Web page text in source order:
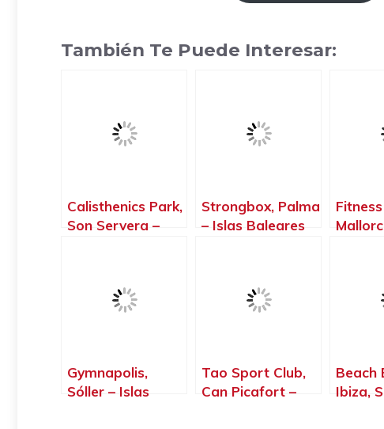
También Te Puede Interesar:
Calisthenics Park,
Son Servera –
Strongbox, Palma
– Islas Baleares
Gymnapolis,
Sóller – Islas
Tao Sport Club,
Can Picafort –
Beach
Ibiza,